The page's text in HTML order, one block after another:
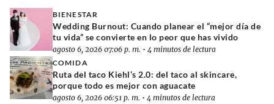
BIENESTAR
Wedding Burnout: Cuando planear el “mejor día de
tu vida” se convierte en lo peor que has vivido
agosto 6, 2026 07:06 p. m. • 4 minutos de lectura
COMIDA
Ruta del taco Kiehl’s 2.0: del taco al skincare,
porque todo es mejor con aguacate
agosto 6, 2026 06:51 p. m. • 4 minutos de lectura